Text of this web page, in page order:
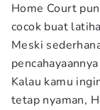
Home Court
cocok buat
Meski
Kalau kamu
tetap nyaman,